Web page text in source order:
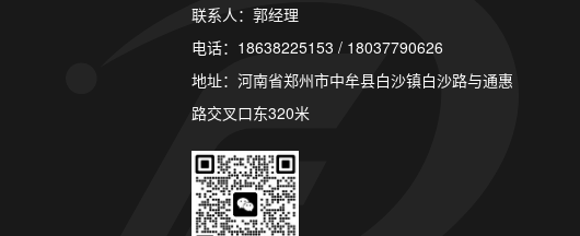
联系人：郭经理
电话：18638225153 / 18037790626
地址：河南省郑州市中牟县白沙镇白沙路与通惠
路交叉口东320米